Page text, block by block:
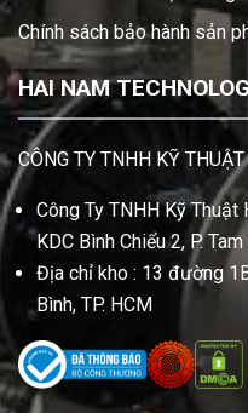
Chính sách bảo hành sản
HAI NAM
CÔNG TY TNHH KỸ
Công Ty TNHH Kỹ
KDC Bình Chiểu 2, P.
Địa chỉ kho : 13 đường
Bình, TP. HCM